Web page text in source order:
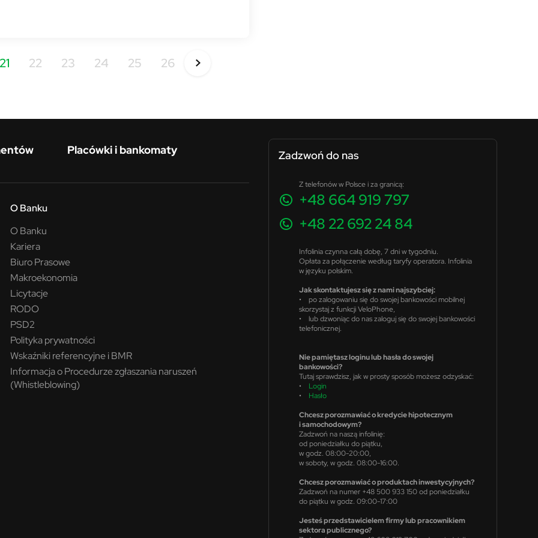
21 22 23 24 25 26
Placówki i bankomaty
O Banku
O Banku
Kariera
Biuro Prasowe
Makroekonomia
Licytacje
RODO
PSD2
Polityka prywatności
Wskaźniki referencyjne i BMR
Informacja o Procedurze zgłaszania naruszeń
(Whistleblowing)
Zadzwoń do nas
Z telefonów w Polsce i za granicą:
+48 664 919 797
+48 22 692 24 84
Infolinia czynna całą dobę, 7 dni w tygodniu.
Opłata za połączenie według taryfy operatora. Infolinia
w języku polskim.
Jak skontaktujesz się z nami najszybciej:
• po zalogowaniu się do swojej bankowości mobilnej
skorzystaj z funkcji VeloPhone,
• lub dzwoniąc do nas zaloguj się do swojej bankowości
telefonicznej.
Nie pamiętasz loginu lub hasła do swojej
bankowości?
Tutaj sprawdzisz, jak w prosty sposób możesz odzyskać:
• Login
• Hasło
Chcesz porozmawiać o kredycie hipotecznym
i samochodowym?
Zadzwoń na naszą infolinię:
od poniedziałku do piątku,
w godz. 08:00-20:00,
w soboty, w godz. 08:00-16:00.
Chcesz porozmawiać o produktach inwestycyjnych?
Zadzwoń na numer +48 500 933 150 od poniedziałku
do piątku w godz. 09:00-17:00
Jesteś przedstawicielem firmy lub pracownikiem
sektora publicznego?